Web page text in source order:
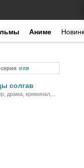
Аниме
Сериал
солгав
драма, криминал,